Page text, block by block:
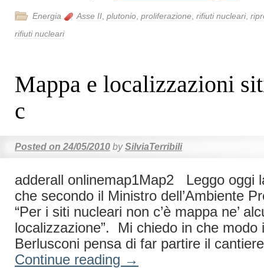
Energia Asse II plutonio proliferazione rifiuti nucleari,
rifiuti nucleari
Mappa e localizzazioni
c
Posted on 24/05/2010 by SilviaTerribili
adderall onlinemap1Map2 Leggo oggi
che secondo il Ministro dell’Ambiente
“Per i siti nucleari non c’è mappa ne’
localizzazione”. Mi chiedo in che modo
Berlusconi pensa di far partire il
Continue reading →